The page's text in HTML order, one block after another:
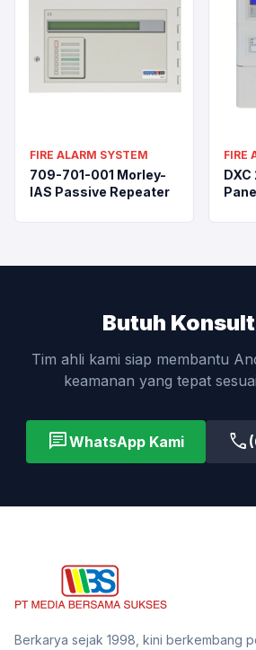
FIRE ALARM SYSTEM
709-701-001 Morley-
IAS Passive Repeater
FIRE
Butuh
Tim ahli kami siap membantu
keamanan yang tepat
chatWhatsApp Kami call
Berkarya sejak 1998, kini berkembang